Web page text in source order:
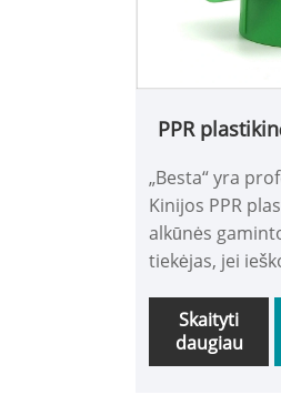
PPR
„Besta“ yra
Kinijos PPR
alkūnės
tiekėjas, jei
° alkūnės su
susisiekite su
Skaityti
daugiau